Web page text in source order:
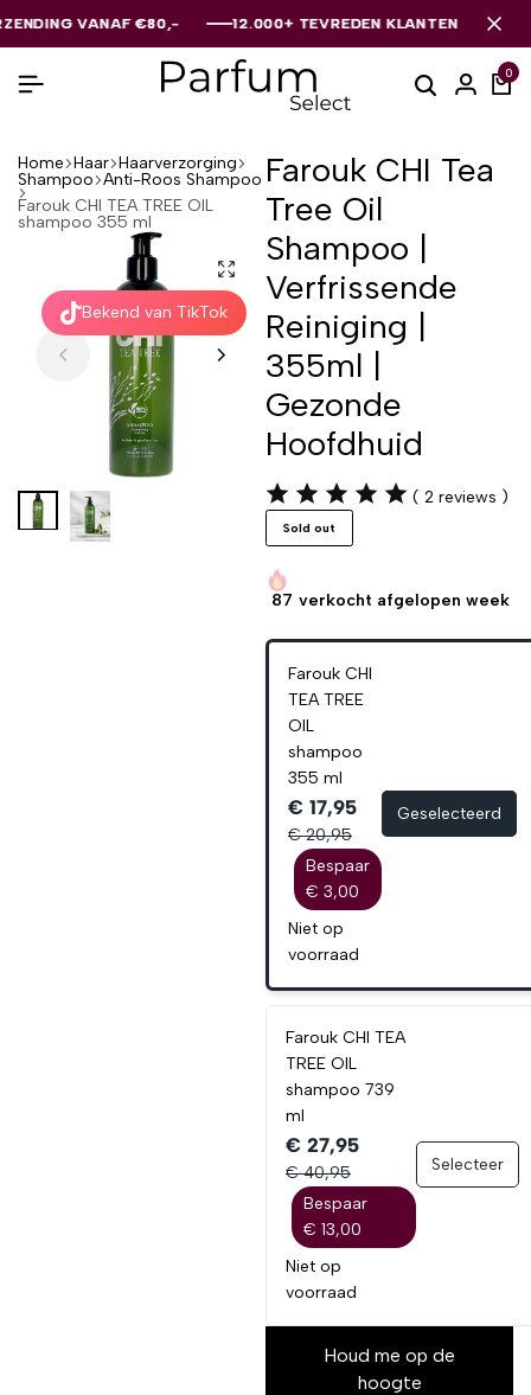
VANAF €80,- 12.000+ TEVREDEN KLANTEN
VANAF €80,- 12.000+ TEVREDEN KLANTEN
VANAF €80,- 12.000+ TEVREDEN KLANTEN
0
Home Haar Haarverzorging
Shampoo Anti-Roos Shampoo
Farouk CHI TEA TREE OIL
shampoo 355 ml
Bekend van TikTok
Farouk CHI Tea
Tree Oil
Shampoo |
Verfrissende
Reiniging |
355ml |
Gezonde
Hoofdhuid
( 2 reviews )
Sold out
87 verkocht afgelopen week
Farouk CHI
TEA TREE
OIL
shampoo
355 ml
€ 17,95
€ 20,95
Bespaar
€ 3,00
Niet op
voorraad
Geselecteerd
Farouk CHI TEA
TREE OIL
shampoo 739
ml
€ 27,95
€ 40,95
Bespaar
€ 13,00
Niet op
voorraad
Selecteer
Houd me op de
hoogte